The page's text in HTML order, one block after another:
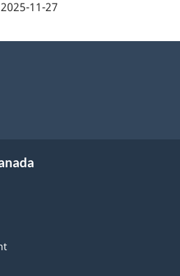
2025-11-27